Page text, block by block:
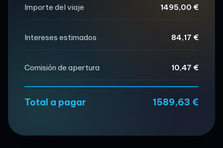
Importe del viaje 1495,00 €
Intereses estimados 84,17 €
Comisión de apertura 10,47 €
Total a pagar 1589,63 €